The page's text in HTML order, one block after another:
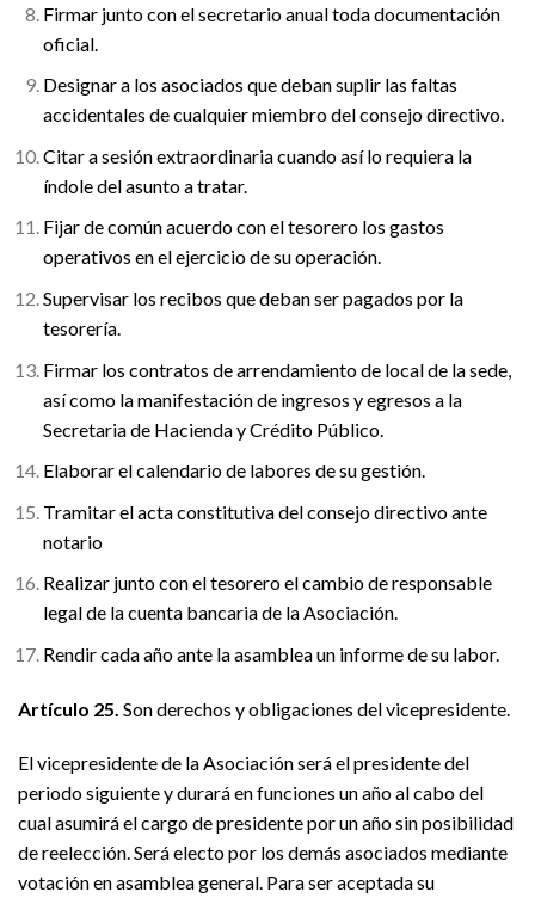
Firmar junto con el secretario anual toda documentación
oficial.
Designar a los asociados que deban suplir las faltas
accidentales de cualquier miembro del consejo directivo.
Citar a sesión extraordinaria cuando así lo requiera la
índole del asunto a tratar.
Fijar de común acuerdo con el tesorero los gastos
operativos en el ejercicio de su operación.
Supervisar los recibos que deban ser pagados por la
tesorería.
Firmar los contratos de arrendamiento de local de la sede,
así como la manifestación de ingresos y egresos a la
Secretaria de Hacienda y Crédito Público.
Elaborar el calendario de labores de su gestión.
Tramitar el acta constitutiva del consejo directivo ante
notario
Realizar junto con el tesorero el cambio de responsable
legal de la cuenta bancaria de la Asociación.
Rendir cada año ante la asamblea un informe de su labor.
Artículo 25. Son derechos y obligaciones del vicepresidente.
El vicepresidente de la Asociación será el presidente del
periodo siguiente y durará en funciones un año al cabo del
cual asumirá el cargo de presidente por un año sin posibilidad
de reelección. Será electo por los demás asociados mediante
votación en asamblea general. Para ser aceptada su